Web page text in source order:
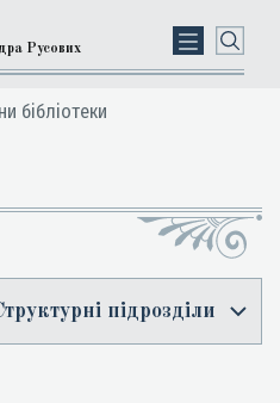
Русових
бібліотеки
підрозділи